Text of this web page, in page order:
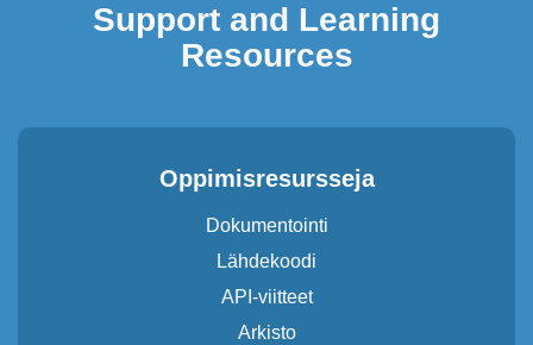
Support and Learning
Resources
Oppimisresursseja
Dokumentointi
Lähdekoodi
API-viitteet
Arkisto